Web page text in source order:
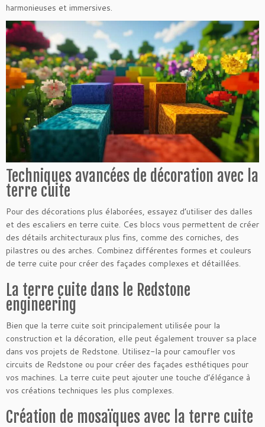
harmonieuses et immersives.
Techniques avancées de décoration avec la
terre cuite
Pour des décorations plus élaborées, essayez d’utiliser des dalles
et des escaliers en terre cuite. Ces blocs vous permettent de créer
des détails architecturaux plus fins, comme des corniches, des
pilastres ou des arches. Combinez différentes formes et couleurs
de terre cuite pour créer des façades complexes et détaillées.
La terre cuite dans le Redstone
engineering
Bien que la terre cuite soit principalement utilisée pour la
construction et la décoration, elle peut également trouver sa place
dans vos projets de Redstone. Utilisez-la pour camoufler vos
circuits de Redstone ou pour créer des façades esthétiques pour
vos machines. La terre cuite peut ajouter une touche d’élégance à
vos créations techniques les plus complexes.
Création de mosaïques avec la terre cuite